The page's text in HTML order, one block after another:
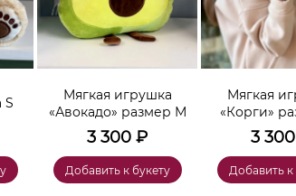
S
Мягкая игрушка
«Авокадо» размер М
3 300 ₽
Добавить к букету
Мягкая
«Корги»
3 300
Добавить к